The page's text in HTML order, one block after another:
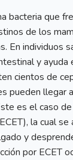
bacteria que
de los
En individuos
y ayuda
cientos de
pueden llegar
es el caso
la cual se
y
por ECET